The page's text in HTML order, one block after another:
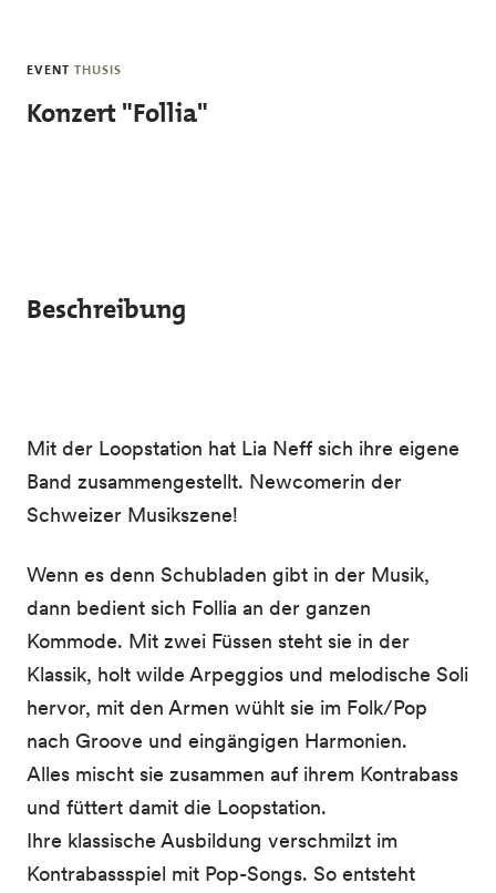
EVENT THUSIS
Konzert "Follia"
Beschreibung
Mit der Loopstation hat Lia Neff sich ihre eigene
Band zusammengestellt. Newcomerin der
Schweizer Musikszene!
Wenn es denn Schubladen gibt in der Musik,
dann bedient sich Follia an der ganzen
Kommode. Mit zwei Füssen steht sie in der
Klassik, holt wilde Arpeggios und melodische Soli
hervor, mit den Armen wühlt sie im Folk/Pop
nach Groove und eingängigen Harmonien.
Alles mischt sie zusammen auf ihrem Kontrabass
und füttert damit die Loopstation.
Ihre klassische Ausbildung verschmilzt im
Kontrabassspiel mit Pop-Songs. So entsteht